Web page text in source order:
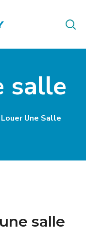
salle
Louer Une Salle
salle